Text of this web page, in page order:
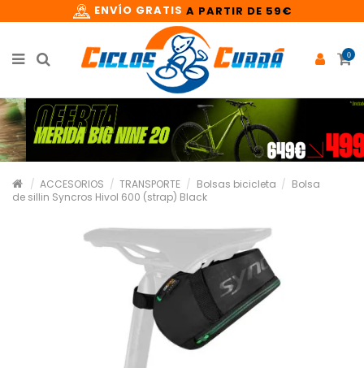
ENVÍO GRATIS A PARTIR DE 59€
0
ACCESORIOS TRANSPORTE Bolsas bicicleta
Bolsa
de sillin Syncros Hivol 600 (strap) Black